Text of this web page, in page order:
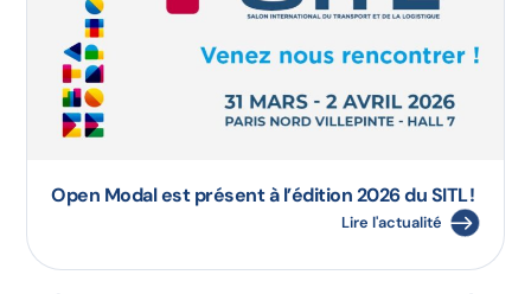
Open Modal est présent à l’édition 2026 du SITL !
Lire l'actualité